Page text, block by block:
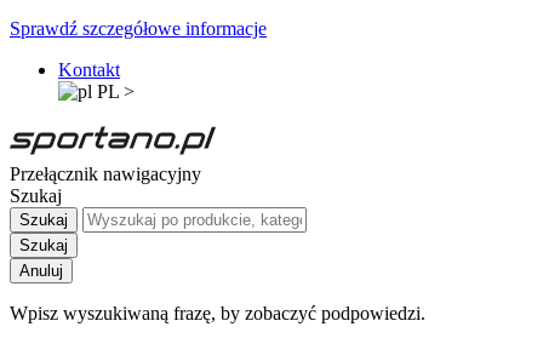
Sprawdź szczegółowe informacje
Kontakt
PL >
Przełącznik nawigacyjny
Szukaj
Szukaj
Szukaj
Anuluj
Wpisz wyszukiwaną frazę, by zobaczyć podpowiedzi.